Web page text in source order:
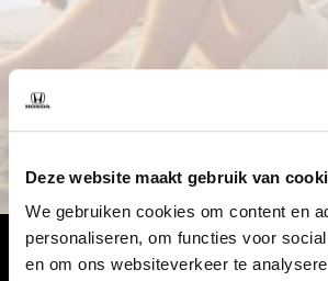
Deze website maakt gebruik van
We gebruiken cookies om content en
personaliseren, om functies voor
en om ons websiteverkeer te